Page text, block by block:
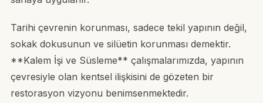
Tarihi çevrenin korunması, sadece tekil yapının değil,
sokak dokusunun ve silüetin korunması demektir.
**Kalem İşi ve Süsleme** çalışmalarımızda, yapının
çevresiyle olan kentsel ilişkisini de gözeten bir
restorasyon vizyonu benimsenmektedir.